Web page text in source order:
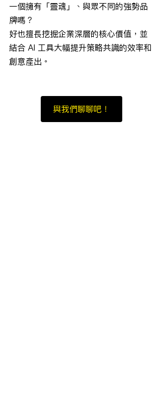
一個擁有「靈魂」、與眾不同的強勢品
牌嗎？
好也擅長挖掘企業深層的核心價值，並
結合 AI 工具大幅提升策略共識的效率和
創意產出。
與我們聊聊吧！